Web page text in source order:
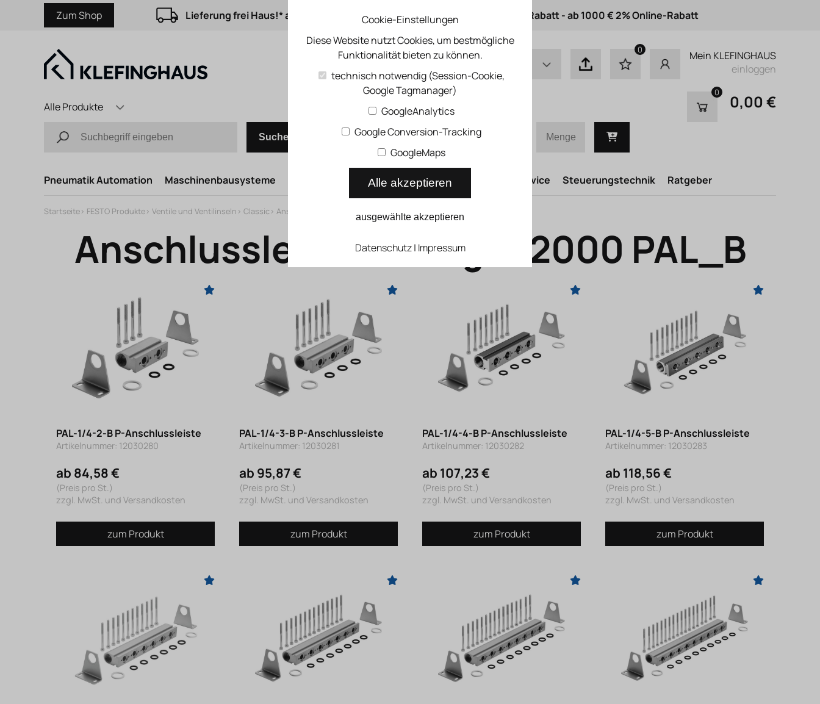
Zum Shop Lieferung frei Haus!* ab 50 € Auftragswert ab 500 € 1% Online-Rabatt - ab 1000 € 2% Online-Rabatt
0
Mein KLEFINGHAUS
einloggen
Alle Produkte
Suchen
Schnellbestellung
0 0,00 €
Pneumatik Automation Maschinenbausysteme Druckluftsysteme Kompressoren Service Steuerungstechnik Ratgeber
Startseite> FESTO Produkte> Ventile und Ventilinseln > Classic> Anschlussleiste für Tiger 2000 PAL_B
Anschlussleiste für Tiger 2000 PAL_B
PAL-1/4-2-B P-Anschlussleiste
Artikelnummer: 12030280
ab 84,58 €
(Preis pro St.)
zzgl. MwSt. und Versandkosten
zum Produkt
PAL-1/4-3-B P-Anschlussleiste
Artikelnummer: 12030281
ab 95,87 €
(Preis pro St.)
zzgl. MwSt. und Versandkosten
zum Produkt
PAL-1/4-4-B P-Anschlussleiste
Artikelnummer: 12030282
ab 107,23 €
(Preis pro St.)
zzgl. MwSt. und Versandkosten
zum Produkt
PAL-1/4-5-B P-Anschlussleiste
Artikelnummer: 12030283
ab 118,56 €
(Preis pro St.)
zzgl. MwSt. und Versandkosten
zum Produkt
Cookie-Einstellungen
Diese Website nutzt Cookies, um bestmögliche
Funktionalität bieten zu können.
technisch notwendig (Session-Cookie,
Google Tagmanager)
GoogleAnalytics
Google Conversion-Tracking
GoogleMaps
Alle akzeptieren
ausgewählte akzeptieren
Datenschutz| Impressum